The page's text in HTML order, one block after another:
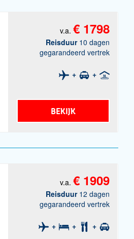
v.a.€ 1798
Reisduur 10 dagen
gegarandeerd vertrek
BEKIJK
v.a.€ 1909
Reisduur 12 dagen
gegarandeerd vertrek